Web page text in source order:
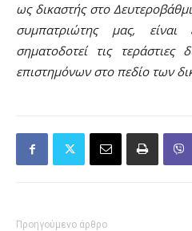
ως δικαστής στο
συμπατριώτης μας, είναι
σηματοδοτεί τις τεράστιες
επιστημόνων στο πεδίο των
Προηγούμενο άρθρο